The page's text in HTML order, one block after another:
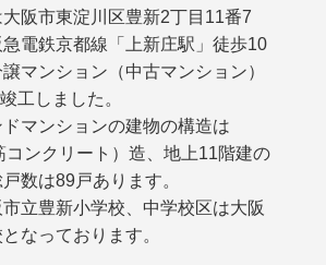
阪市東淀川区豊新2丁目11番7
電鉄京都線「上新庄駅」徒歩10
マンション（中古マンション）
工しました。
マンションの建物の構造は
コンクリート）造、地上11階建の
数は89戸あります。
立豊新小学校、中学校区は大阪
なっております。